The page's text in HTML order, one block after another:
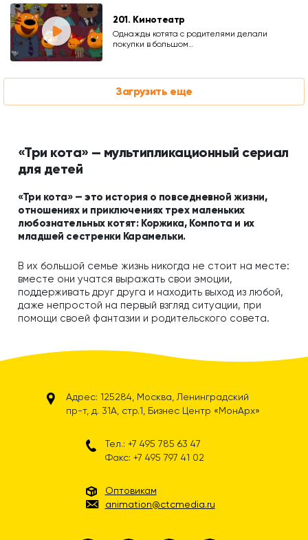
201. Кинотеатр
Однажды котята с родителями делали
покупки в большом…
Загрузить еще
«Три кота» — мультипликационный сериал
для детей
«Три кота» — это история о повседневной жизни,
отношениях и приключениях трех маленьких
любознательных котят: Коржика, Компота и их
младшей сестренки Карамельки.
В их большой семье жизнь никогда не стоит на месте:
вместе они учатся выражать свои эмоции,
поддерживать друг друга и находить выход из любой,
даже непростой на первый взгляд ситуации, при
помощи своей фантазии и родительского совета.
Адрес: 125284, Москва, Ленинградский
пр-т, д. 31А, стр.1, Бизнес Центр «МонАрх»
Тел.: +7 495 785 63 47
Факс: +7 495 797 41 02
Оптовикам
animation@ctcmedia.ru